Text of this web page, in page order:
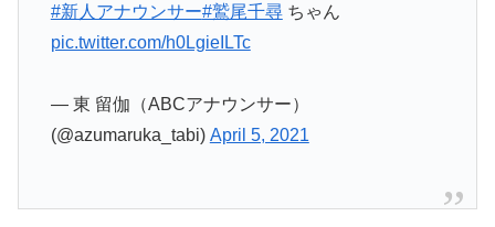
#新人アナウンサー#鷲尾千尋ちゃん
pic.twitter.com/h0LgieILTc
— 東 留伽（ABCアナウンサー）
(@azumaruka_tabi) April 5, 2021